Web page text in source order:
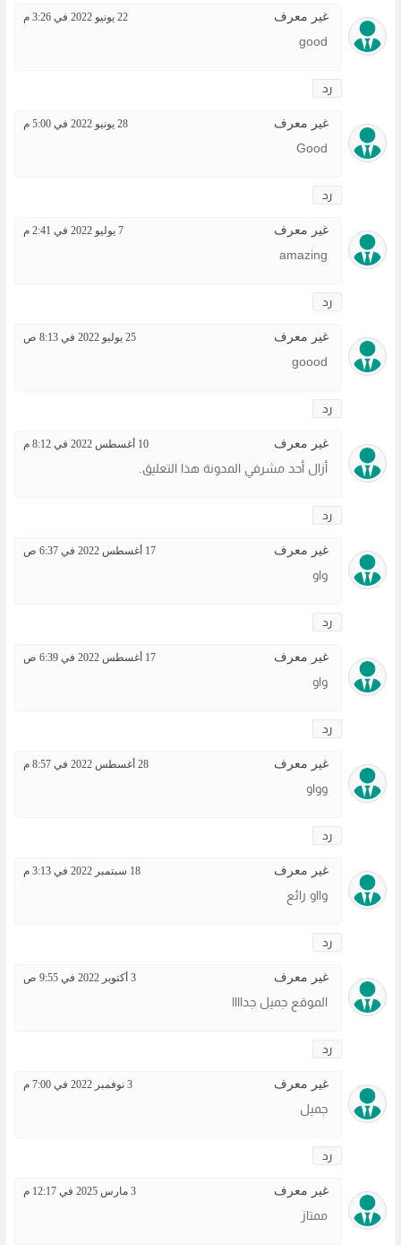
غير معرف 22 يونيو 2022 في 3:26 م
good
رد
غير معرف 28 يونيو 2022 في 5:00 م
Good
رد
غير معرف 7 يوليو 2022 في 2:41 م
amazing
رد
غير معرف 25 يوليو 2022 في 8:13 ص
goood
رد
غير معرف 10 أغسطس 2022 في 8:12 م
أزال أحد مشرفي المدونة هذا التعليق.
رد
غير معرف 17 أغسطس 2022 في 6:37 ص
واو
رد
غير معرف 17 أغسطس 2022 في 6:39 ص
واو
رد
غير معرف 28 أغسطس 2022 في 8:57 م
وواو
رد
غير معرف 18 سبتمبر 2022 في 3:13 م
وااو رائع
رد
غير معرف 3 أكتوبر 2022 في 9:55 ص
الموقع جميل جداااا
رد
غير معرف 3 نوفمبر 2022 في 7:00 م
جميل
رد
غير معرف 3 مارس 2025 في 12:17 م
ممتاز